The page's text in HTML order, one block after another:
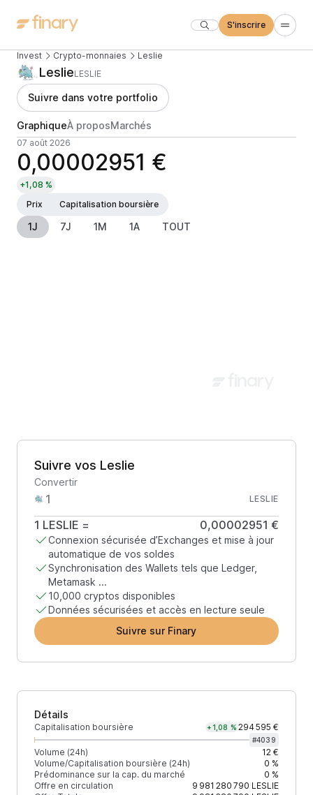
S'inscrire
Invest Crypto-monnaies Leslie
LeslieLESLIE
Suivre dans votre portfolio
GraphiqueÀ proposMarchés
07 août 2026
0,00002951 €
+1,08 %
Prix
Capitalisation boursière
1J 7J 1M 1A TOUT
Suivre vos Leslie
Convertir
LESLIE
1 LESLIE = 0,00002951 €
Connexion sécurisée d’Exchanges et mise à jour
automatique de vos soldes
Synchronisation des Wallets tels que Ledger,
Metamask ...
10,000 cryptos disponibles
Données sécurisées et accès en lecture seule
Suivre sur Finary
Détails
Capitalisation boursière +1,08 % 294 595 €
#4039
Volume (24h)
12 €
Volume/Capitalisation boursière (24h)
0 %
Prédominance sur la cap. du marché
0 %
Offre en circulation
9 981 280 790 LESLIE